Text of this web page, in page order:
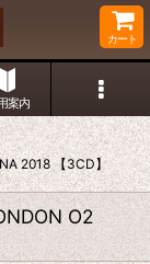
カート
案内
2018 【3CD】
O2